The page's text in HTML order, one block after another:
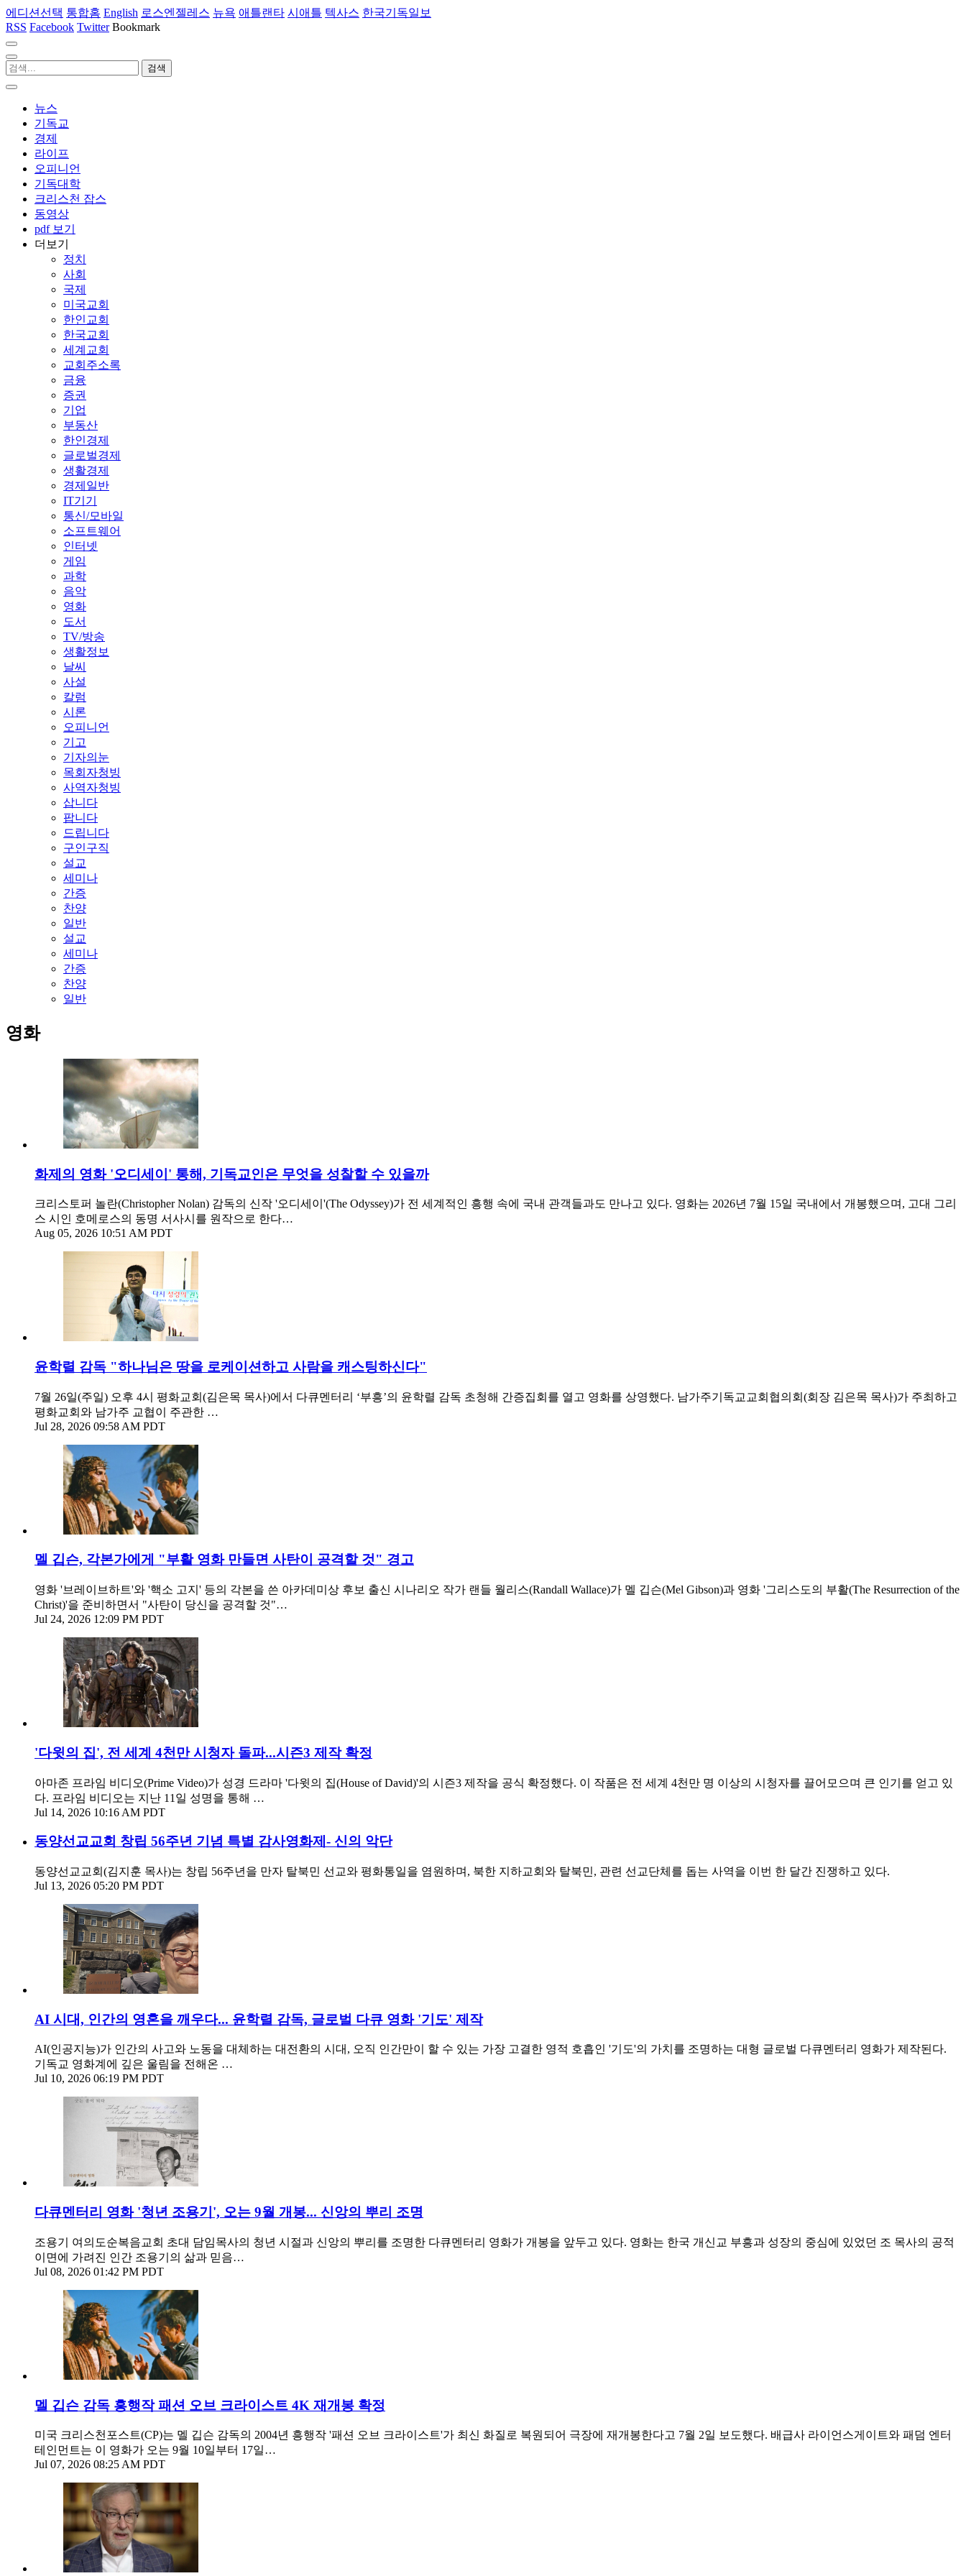
에디션선택 통합홈 English 로스엔젤레스 뉴욕 애틀랜타 시애틀 텍사스 한국기독일보
RSS Facebook Twitter Bookmark
뉴스
기독교
경제
라이프
오피니언
기독대학
크리스천 잡스
동영상
pdf 보기
더보기
정치
사회
국제
미국교회
한인교회
한국교회
세계교회
교회주소록
금융
증권
기업
부동산
한인경제
글로벌경제
생활경제
경제일반
IT기기
통신/모바일
소프트웨어
인터넷
게임
과학
음악
영화
도서
TV/방송
생활정보
날씨
사설
칼럼
시론
오피니언
기고
기자의눈
목회자청빙
사역자청빙
삽니다
팝니다
드립니다
구인구직
설교
세미나
간증
찬양
일반
설교
세미나
간증
찬양
일반
영화
화제의 영화 '오디세이' 통해, 기독교인은 무엇을 성찰할 수 있을까
크리스토퍼 놀란(Christopher Nolan) 감독의 신작 '오디세이'(The Odyssey)가 전 세계적인 흥행 속에 국내 관객들과도 만나고 있다. 영화는 2026년 7월 15일 국내에서 개봉했으며, 고대 그리
스 시인 호메로스의 동명 서사시를 원작으로 한다…
Aug 05, 2026 10:51 AM PDT
윤학렬 감독 "하나님은 땅을 로케이션하고 사람을 캐스팅하신다"
7월 26일(주일) 오후 4시 평화교회(김은목 목사)에서 다큐멘터리 ‘부흥’의 윤학렬 감독 초청해 간증집회를 열고 영화를 상영했다. 남가주기독교교회협의회(회장 김은목 목사)가 주최하고
평화교회와 남가주 교협이 주관한 …
Jul 28, 2026 09:58 AM PDT
멜 깁슨, 각본가에게 "부활 영화 만들면 사탄이 공격할 것" 경고
영화 '브레이브하트'와 '핵소 고지' 등의 각본을 쓴 아카데미상 후보 출신 시나리오 작가 랜들 월리스(Randall Wallace)가 멜 깁슨(Mel Gibson)과 영화 '그리스도의 부활(The Resurrection of the
Christ)'을 준비하면서 "사탄이 당신을 공격할 것"…
Jul 24, 2026 12:09 PM PDT
'다윗의 집', 전 세계 4천만 시청자 돌파...시즌3 제작 확정
아마존 프라임 비디오(Prime Video)가 성경 드라마 '다윗의 집(House of David)'의 시즌3 제작을 공식 확정했다. 이 작품은 전 세계 4천만 명 이상의 시청자를 끌어모으며 큰 인기를 얻고 있
다. 프라임 비디오는 지난 11일 성명을 통해 …
Jul 14, 2026 10:16 AM PDT
동양선교교회 창립 56주년 기념 특별 감사영화제- 신의 악단
동양선교교회(김지훈 목사)는 창립 56주년을 만자 탈북민 선교와 평화통일을 염원하며, 북한 지하교회와 탈북민, 관련 선교단체를 돕는 사역을 이번 한 달간 진쟁하고 있다.
Jul 13, 2026 05:20 PM PDT
AI 시대, 인간의 영혼을 깨우다... 윤학렬 감독, 글로벌 다큐 영화 '기도' 제작
AI(인공지능)가 인간의 사고와 노동을 대체하는 대전환의 시대, 오직 인간만이 할 수 있는 가장 고결한 영적 호흡인 '기도'의 가치를 조명하는 대형 글로벌 다큐멘터리 영화가 제작된다.
기독교 영화계에 깊은 울림을 전해온 …
Jul 10, 2026 06:19 PM PDT
다큐멘터리 영화 '청년 조용기', 오는 9월 개봉... 신앙의 뿌리 조명
조용기 여의도순복음교회 초대 담임목사의 청년 시절과 신앙의 뿌리를 조명한 다큐멘터리 영화가 개봉을 앞두고 있다. 영화는 한국 개신교 부흥과 성장의 중심에 있었던 조 목사의 공적
이면에 가려진 인간 조용기의 삶과 믿음…
Jul 08, 2026 01:42 PM PDT
멜 깁슨 감독 흥행작 패션 오브 크라이스트 4K 재개봉 확정
미국 크리스천포스트(CP)는 멜 깁슨 감독의 2004년 흥행작 '패션 오브 크라이스트'가 최신 화질로 복원되어 극장에 재개봉한다고 7월 2일 보도했다. 배급사 라이언스게이트와 패덤 엔터
테인먼트는 이 영화가 오는 9월 10일부터 17일…
Jul 07, 2026 08:25 AM PDT